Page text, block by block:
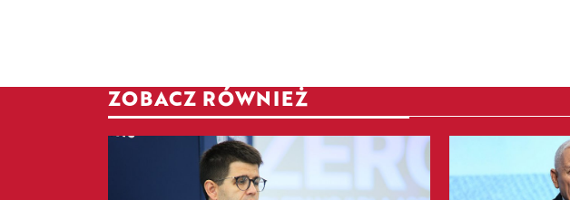
ZOBACZ RÓWNIEŻ